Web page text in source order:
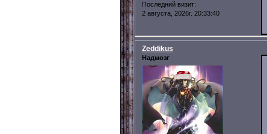
Последний визит:
2 августа, 2026г. 20:33:40
Zeddikus
Надмозг